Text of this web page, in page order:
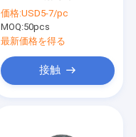
価格:USD5-7/pc
MOQ:50pcs
最新価格を得る
接触